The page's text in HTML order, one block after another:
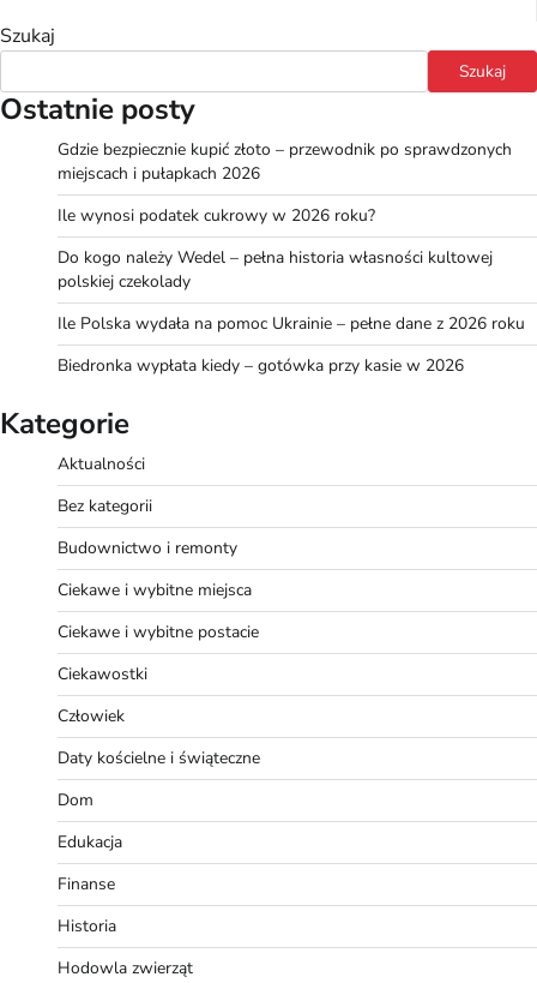
Szukaj
Szukaj
Ostatnie posty
Gdzie bezpiecznie kupić złoto – przewodnik po sprawdzonych
miejscach i pułapkach 2026
Ile wynosi podatek cukrowy w 2026 roku?
Do kogo należy Wedel – pełna historia własności kultowej
polskiej czekolady
Ile Polska wydała na pomoc Ukrainie – pełne dane z 2026 roku
Biedronka wypłata kiedy – gotówka przy kasie w 2026
Kategorie
Aktualności
Bez kategorii
Budownictwo i remonty
Ciekawe i wybitne miejsca
Ciekawe i wybitne postacie
Ciekawostki
Człowiek
Daty kościelne i świąteczne
Dom
Edukacja
Finanse
Historia
Hodowla zwierząt